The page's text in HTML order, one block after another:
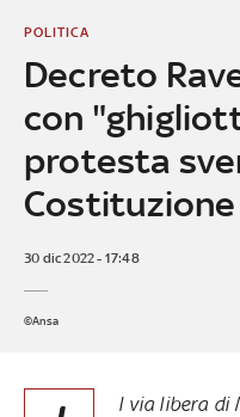
Decreto
con
protesta
Costituzione
POLITICA
30 dic 2022 - 17:48
©Ansa
l via libera di